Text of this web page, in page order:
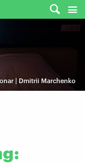
| Dmitrii Marchenko